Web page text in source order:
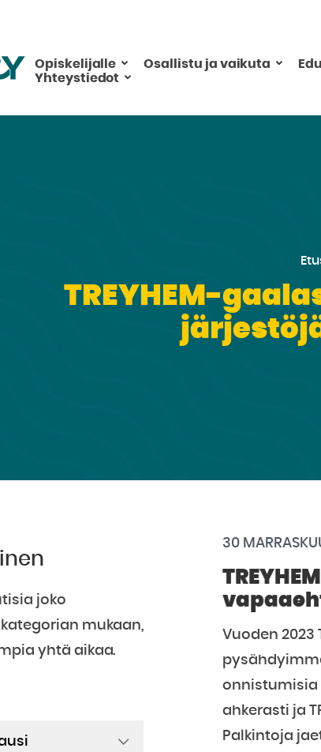
Opiskelijalle Osallistu ja vaikuta
Yhteystiedot
TREYHEM-
30
Vuoden 2023
onnistumisia
ahkerasti ja
Palkintoja
joko
mukaan,
yhtä aikaa.